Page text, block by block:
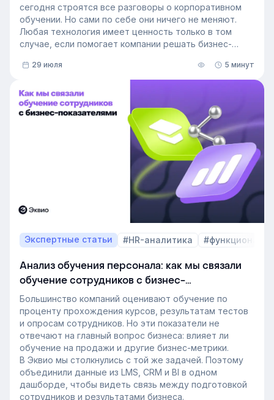
сегодня строятся все разговоры о корпоративном
обучении. Но сами по себе они ничего не меняют.
Любая технология имеет ценность только в том
случае, если помогает компании решать бизнес-
Сегодня бизнес интересует уже не выбор
инструментов, а их результат: какое влияние
обучение оказывает на компанию и можно ли этот
эффект измерить. Такой взгляд меняет подходы к
развитию сотрудников, требования к HR и L&D, а
также на критерии выбора LMS.
В этой статье разбираем, почему это происходит и
как эти изменения повлияют на корпоративное
обучение в ближайшие годы. Материал подготовлен
на основе интервью коммерческого директора
Эквио Леонида Бутакова для подкаста HR4People.
29 июля 5 минут
Экспертные статьи #HR-аналитика #функционал
Анализ обучения персонала: как мы связали
обучение сотрудников с бизнес-
показателями
Большинство компаний оценивают обучение по
проценту прохождения курсов, результатам тестов
и опросам сотрудников. Но эти показатели не
отвечают на главный вопрос бизнеса: влияет ли
обучение на продажи и другие бизнес-метрики.
В Эквио мы столкнулись с той же задачей. Поэтому
объединили данные из LMS, CRM и BI в одном
дашборде, чтобы видеть связь между подготовкой
сотрудников и результатами бизнеса.